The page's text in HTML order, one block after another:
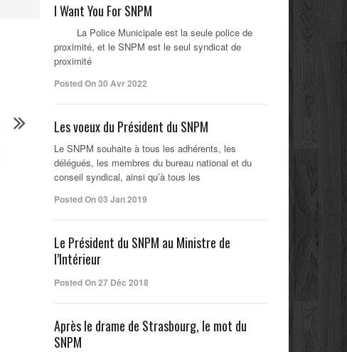
I Want You For SNPM
La Police Municipale est la seule police de
proximité, et le SNPM est le seul syndicat de
proximité
Posted On 30 Avr 2022
Les voeux du Président du SNPM
Le SNPM souhaite à tous les adhérents, les
délégués, les membres du bureau national et du
conseil syndical, ainsi qu’à tous les
Posted On 03 Jan 2019
Le Président du SNPM au Ministre de
l’Intérieur
Posted On 27 Déc 2018
Après le drame de Strasbourg, le mot du
SNPM